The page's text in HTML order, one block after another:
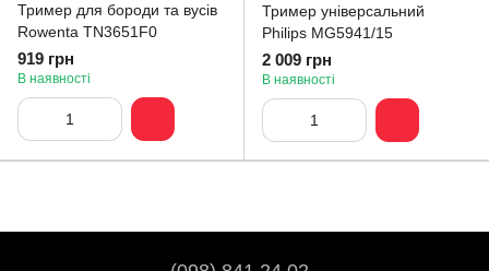
Тример для бороди та вусів
Rowenta TN3651F0
919 грн
В наявності
Тример універсальний
Philips MG5941/15
2 009 грн
В наявності